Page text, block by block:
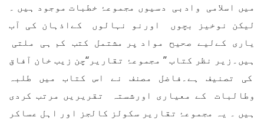
میں اسلامی وادبی دسیوں مجموعۂ خطبات موجود ہیں ۔
لیکن نوخیز بچوں اورنو نہالوں کےاذہان کی آب
یاری کےلیے صحیح مواد پر مشتمل کتب کم ہی ملتی
ہیں۔زیر نظر کتاب ’’ مجموعۂ تقاریر‘‘چن زیب خان آفاق
کی تصنیف ہے۔فاضل مصنف نے اس کتاب میں طلبہ
وطالبات کے معیاری اورشستہ تقریریں مرتب کردی
ہیں ۔ یہ مجموعۂ تقاریر سکولز کالجز اور اہل عساکر